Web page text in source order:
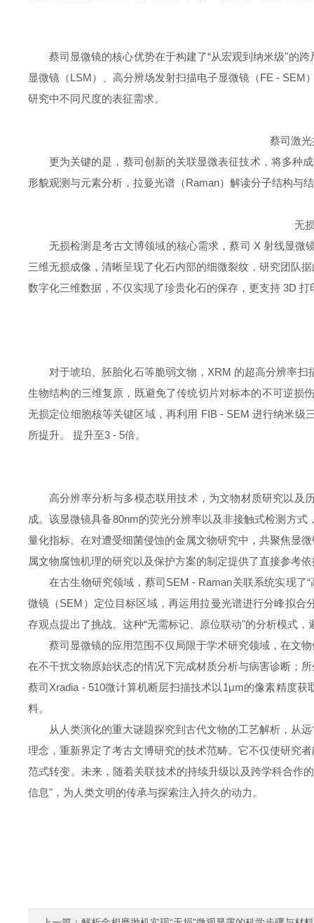
蔡司显微镜的核心优势在于构建了“从宏观到纳米级"的
显微镜（LSM）、高分辨场发射扫描电子显微镜（FE - SEM
研究中不同尺度的表征需求。
蔡司激
更为关键的是，蔡司创新的关联显微表征技术，将多
形貌观测与元素分析，拉曼光谱（Raman）解读分子结构与
无
无损检测是考古文博领域的核心需求，蔡司 X 射线显微
三维无损成像，清晰呈现了化石内部的细微裂纹，研究团队
数字化三维数据，不仅实现了珍贵化石的保存，更支持 3D 打
对于琥珀、胚胎化石等脆弱文物， XRM 的超高分辨率扫
生物结构的三维复原，既避免了传统切片对标本的不可逆损
无损定位细胞核等关键区域，再利用 FIB - SEM 进行纳米级
所提升。
提升至3 - 5倍。
高分辨率分析与多模态联用技术，为文物材质研究以及
成。该显微镜具备80nm的荧光分辨率以及非接触式检测方式
量化指标。在对遭受细菌侵蚀的金属文物研究中，共聚焦显
属文物腐蚀机理的研究以及保护方案的制定提供了直接参考
在古生物研究领域，蔡司SEM - Raman关联系统实现了
微镜（SEM ）定位目标区域，再运用拉曼光谱进行分峰拟合
存观点提出了挑战。这种“无需标记、原位联动"的分析模式
蔡司显微镜的应用范围不仅局限于学术研究领域，在文
在不干扰文物原始状态的情况下完成材质分析与病害诊断；
蔡司Xradia - 510微计算机断层扫描技术以 1μm的像素精度获
料。
从人类演化的重大谜题探究到古代文物的工艺解析，从
理念，重新界定了考古文博研究的技术范畴。它不仅使研究
范式转变。未来，随着关联技术的持续升级以及跨学科合作
信息"，为人类文明的传承与探索注入持久的动力。